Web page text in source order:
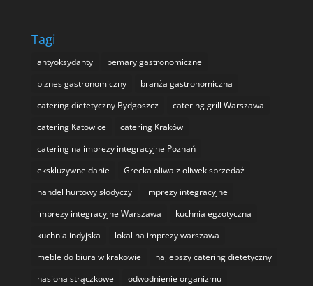
Tagi
antyoksydanty
bemary gastronomiczne
biznes gastronomiczny
branża gastronomiczna
catering dietetyczny Bydgoszcz
catering grill Warszawa
catering Katowice
catering Kraków
catering na imprezy integracyjne Poznań
ekskluzywne danie
Grecka oliwa z oliwek sprzedaż
handel hurtowy słodyczy
imprezy integracyjne
imprezy integracyjne Warszawa
kuchnia egzotyczna
kuchnia indyjska
lokal na imprezy warszawa
meble do biura w krakowie
najlepszy catering dietetyczny
nasiona strączkowe
odwodnienie organizmu